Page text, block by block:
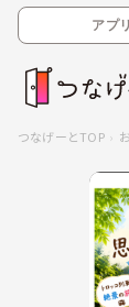
アプ
つなげーとTOP